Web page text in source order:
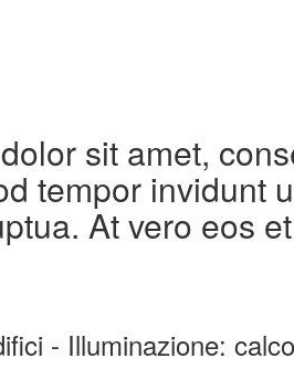
sit amet,
tempor invidunt
At vero eos
- Illuminazione: